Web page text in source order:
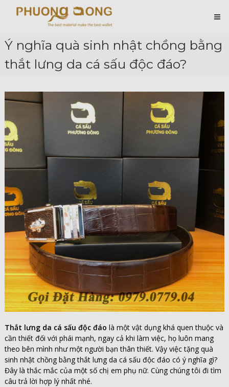
Cá
Phương
Đông
Hài
Chất
Lượng
Ý nghĩa quà sinh nhật chồng bằng
thắt lưng da cá sấu độc đáo?
Thắt lưng da cá sấu độc đáo là một vật dụng khá quen thuộc và
cần thiết đối với phái mạnh, ngay cả khi làm việc, họ luôn mang
theo bên mình như một người bạn thân thiết. Vậy việc tặng quà
sinh nhật chồng bằng thắt lưng da cá sấu độc đáo có ý nghĩa gì?
Đây là thắc mắc của một số chị em phụ nữ. Cùng chúng tôi đi tìm
câu trả lời hợp lý nhất nhé.